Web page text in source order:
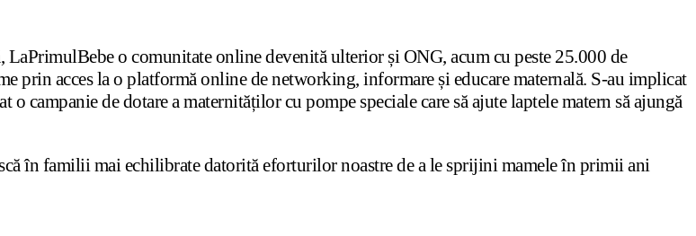
LaPrimulBebe o comunitate online devenită ulterior și ONG, acum cu peste 25.000 de
prin acces la o platformă online de networking, informare și educare maternală. S-au implicat
campanie de dotare a maternităților cu pompe speciale care să ajute laptele matern să ajungă
în familii mai echilibrate datorită eforturilor noastre de a le sprijini mamele în primii ani